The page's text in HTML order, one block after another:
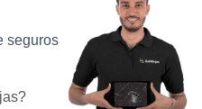
seguros